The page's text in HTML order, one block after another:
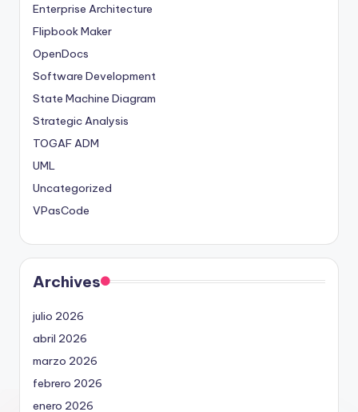
Enterprise Architecture
Flipbook Maker
OpenDocs
Software Development
State Machine Diagram
Strategic Analysis
TOGAF ADM
UML
Uncategorized
VPasCode
Archives
julio 2026
abril 2026
marzo 2026
febrero 2026
enero 2026